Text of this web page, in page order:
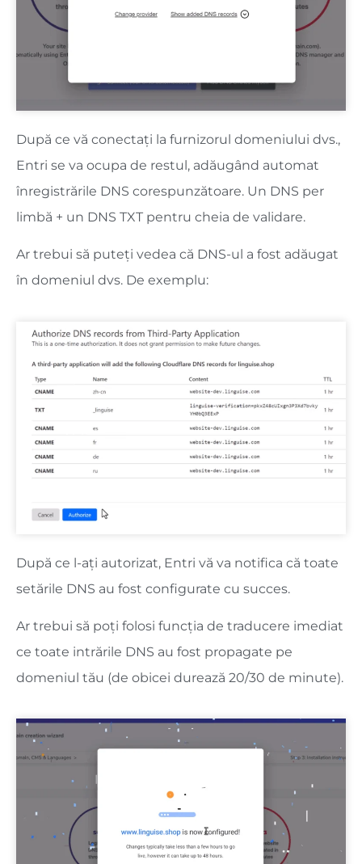
După ce vă conectați la furnizorul domeniului dvs.,
Entri se va ocupa de restul, adăugând automat
înregistrările DNS corespunzătoare. Un DNS per
limbă + un DNS TXT pentru cheia de validare.
Ar trebui să puteți vedea că DNS-ul a fost adăugat
în domeniul dvs. De exemplu:
După ce l-ați autorizat, Entri vă va notifica că toate
setările DNS au fost configurate cu succes.
Ar trebui să poți folosi funcția de traducere imediat
ce toate intrările DNS au fost propagate pe
domeniul tău (de obicei durează 20/30 de minute).